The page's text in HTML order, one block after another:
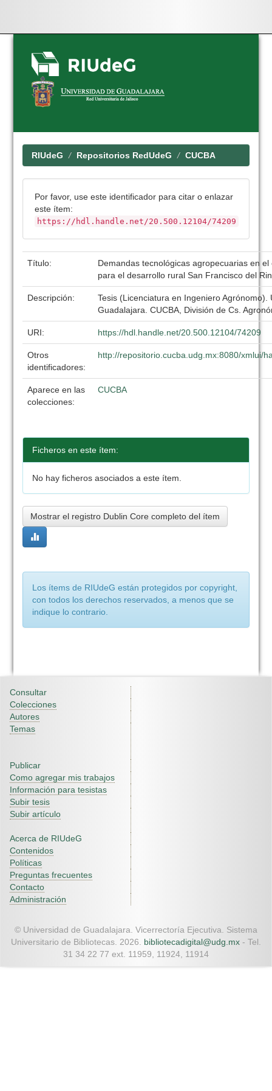
Skip
navigation
RIUdeG Repositorios RedUdeG CUCBA
Por favor, use este identificador para citar o enlazar
este ítem:
https://hdl.handle.net/20.500.12104/74209
Título:
Demandas tecnológicas agropecuarias en
para el desarrollo rural San Francisco del
Descripción:
Tesis (Licenciatura en Ingeniero Agrónomo).
Guadalajara. CUCBA, División de Cs.
URI: https://hdl.handle.net/20.500.12104/74209
Otros
identificadores:
http://repositorio.cucba.udg.mx:8080/xmlui/
Aparece en las
colecciones:
CUCBA
Ficheros en este ítem:
No hay ficheros asociados a este ítem.
Mostrar el registro Dublin Core completo del ítem
Los ítems de RIUdeG están protegidos por copyright,
con todos los derechos reservados, a menos que se
indique lo contrario.
Consultar
Colecciones
Autores
Temas
Publicar
Como agregar mis trabajos
Información para tesistas
Subir tesis
Subir artículo
Acerca de RIUdeG
Contenidos
Políticas
Preguntas frecuentes
Contacto
Administración
© Universidad de Guadalajara. Vicerrectoría Ejecutiva. Sistema
Universitario de Bibliotecas. 2026. bibliotecadigital@udg.mx - Tel.
31 34 22 77 ext. 11959, 11924, 11914